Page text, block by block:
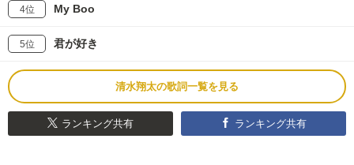
4位 My Boo
5位 君が好き
清水翔太の歌詞一覧を見る
ランキング共有 ランキング共有